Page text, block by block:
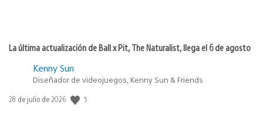
La última actualización de Ball x Pit, The Naturalist, llega el 6 de agosto
Kenny Sun
Diseñador de videojuegos, Kenny Sun & Friends
Fecha
28 de julio de 2026 5